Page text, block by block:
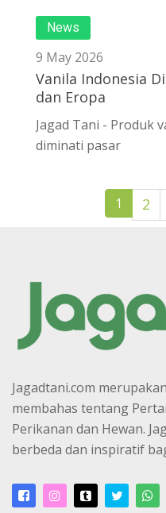
News
9 May 2026
Vanila Indonesia
dan Eropa
Jagad Tani - Produk
diminati pasar
1 2
Jagadtani.com
membahas tentang
Perikanan dan Hewan.
berbeda dan inspiratif